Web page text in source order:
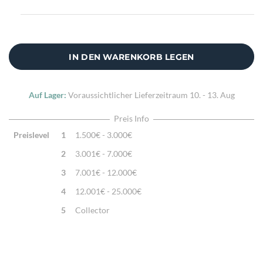
IN DEN WARENKORB LEGEN
Auf Lager: Voraussichtlicher Lieferzeitraum 10. - 13. Aug
Preis Info
Preislevel
1
1.500€ - 3.000€
2
3.001€ - 7.000€
3
7.001€ - 12.000€
4
12.001€ - 25.000€
5
Collector